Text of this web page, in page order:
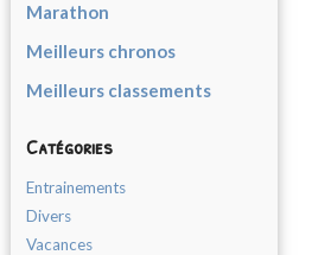
Marathon
Meilleurs chronos
Meilleurs classements
Catégories
Entrainements
Divers
Vacances